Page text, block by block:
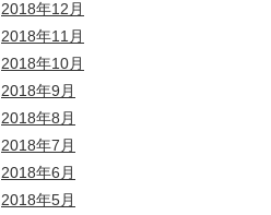
2018年12月
2018年11月
2018年10月
2018年9月
2018年8月
2018年7月
2018年6月
2018年5月